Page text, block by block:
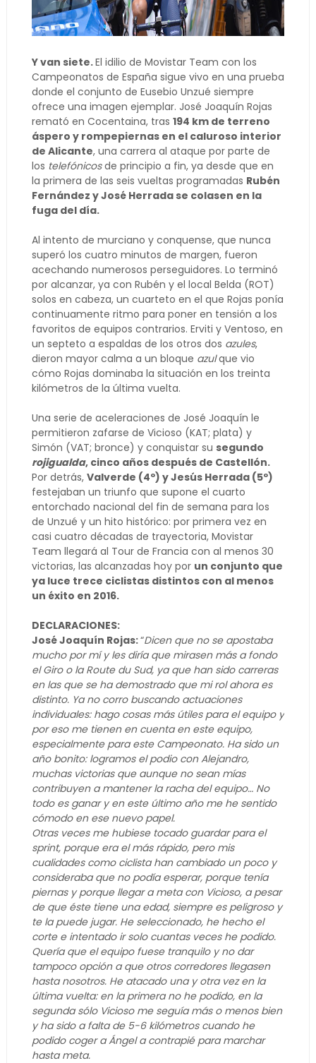
Y van siete.El idilio de Movistar Team con los
Campeonatos de España sigue vivo en una prueba
donde el conjunto de Eusebio Unzué siempre
ofrece una imagen ejemplar. José Joaquín Rojas
remató en Cocentaina, tras 194 km de terreno
áspero y rompepiernas en el caluroso interior
de Alicante, una carrera al ataque por parte de
los telefónicosde principio a fin, ya desde que en
la primera de las seis vueltas programadas Rubén
Fernández y José Herrada se colasen en la
fuga del día.
Al intento de murciano y conquense, que nunca
superó los cuatro minutos de margen, fueron
acechando numerosos perseguidores. Lo terminó
por alcanzar, ya con Rubén y el local Belda (ROT)
solos en cabeza, un cuarteto en el que Rojas ponía
continuamente ritmo para poner en tensión a los
favoritos de equipos contrarios. Erviti y Ventoso, en
un septeto a espaldas de los otros dos azules,
dieron mayor calma a un bloque azulque vio
cómo Rojas dominaba la situación en los treinta
kilómetros de la última vuelta.
Una serie de aceleraciones de José Joaquín le
permitieron zafarse de Vicioso (KAT; plata) y
Simón (VAT; bronce) y conquistar su segundo
rojigualda, cinco años después de Castellón.
Por detrás, Valverde (4º) y Jesús Herrada (5º)
festejaban un triunfo que supone el cuarto
entorchado nacional del fin de semana para los
de Unzué y un hito histórico: por primera vez en
casi cuatro décadas de trayectoria, Movistar
Team llegará al Tour de Francia con al menos 30
victorias, las alcanzadas hoy por un conjunto que
ya luce trece ciclistas distintos con al menos
un éxito en 2016.
DECLARACIONES:
José Joaquín Rojas:“Dicen que no se apostaba
mucho por mí y les diría que mirasen más a fondo
el Giro o la Route du Sud, ya que han sido carreras
en las que se ha demostrado que mi rol ahora es
distinto. Ya no corro buscando actuaciones
individuales: hago cosas más útiles para el equipo y
por eso me tienen en cuenta en este equipo,
especialmente para este Campeonato. Ha sido un
año bonito: logramos el podio con Alejandro,
muchas victorias que aunque no sean mías
contribuyen a mantener la racha del equipo… No
todo es ganar y en este último año me he sentido
cómodo en ese nuevo papel.
Otras veces me hubiese tocado guardar para el
sprint, porque era el más rápido, pero mis
cualidades como ciclista han cambiado un poco y
consideraba que no podía esperar, porque tenía
piernas y porque llegar a meta con Vicioso, a pesar
de que éste tiene una edad, siempre es peligroso y
te la puede jugar. He seleccionado, he hecho el
corte e intentado ir solo cuantas veces he podido.
Quería que el equipo fuese tranquilo y no dar
tampoco opción a que otros corredores llegasen
hasta nosotros. He atacado una y otra vez en la
última vuelta: en la primera no he podido, en la
segunda sólo Vicioso me seguía más o menos bien
y ha sido a falta de 5-6 kilómetros cuando he
podido coger a Ángel a contrapié para marchar
hasta meta.